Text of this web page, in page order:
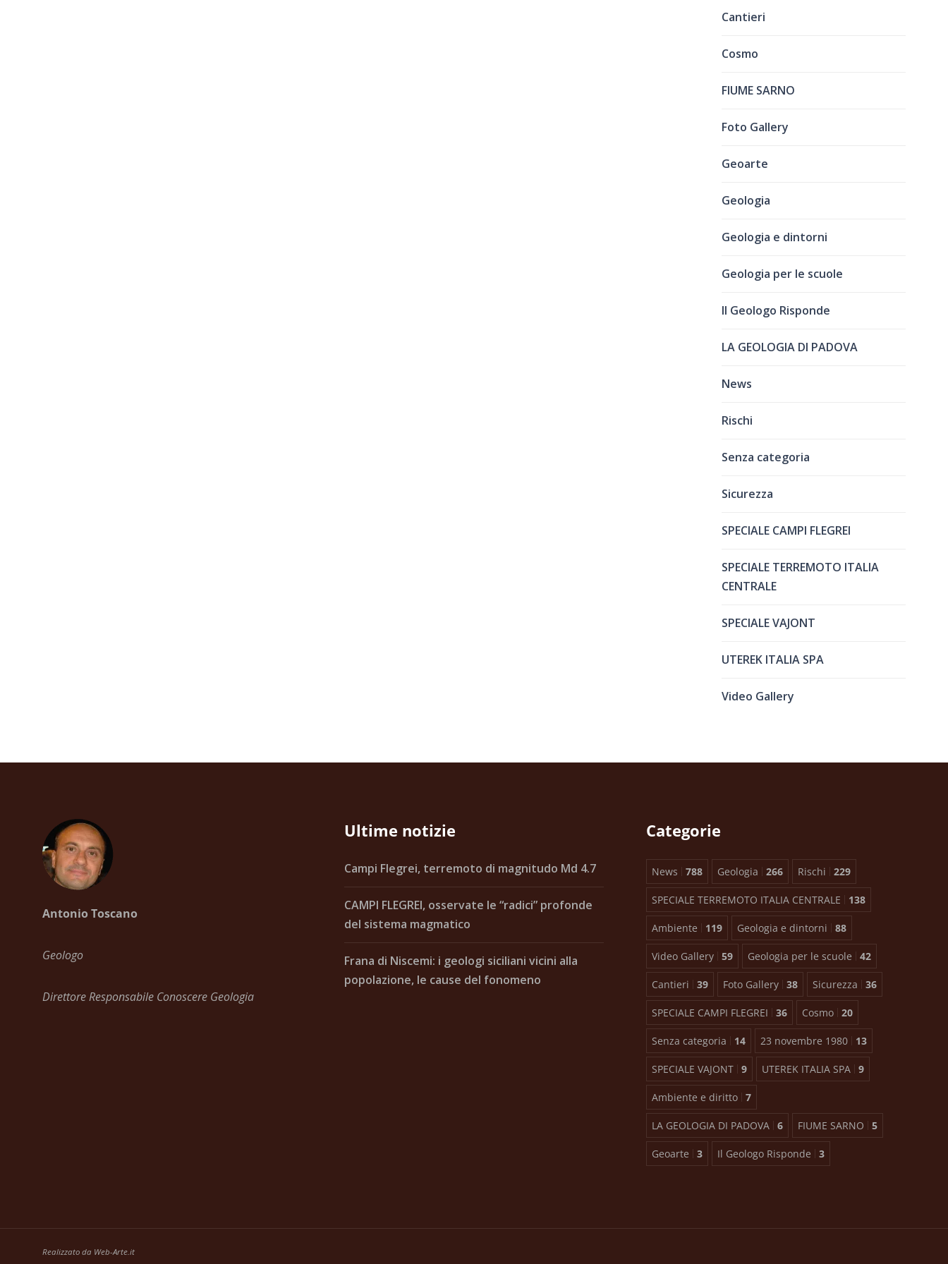
Cantieri
Cosmo
FIUME SARNO
Foto Gallery
Geoarte
Geologia
Geologia e dintorni
Geologia per le scuole
Il Geologo Risponde
LA GEOLOGIA DI PADOVA
News
Rischi
Senza categoria
Sicurezza
SPECIALE CAMPI FLEGREI
SPECIALE TERREMOTO ITALIA
CENTRALE
SPECIALE VAJONT
UTEREK ITALIA SPA
Video Gallery
Antonio Toscano
Geologo
Direttore Responsabile Conoscere Geologia
Ultime notizie
Campi Flegrei, terremoto di magnitudo Md 4.7
CAMPI FLEGREI, osservate le “radici” profonde
del sistema magmatico
Frana di Niscemi: i geologi siciliani vicini alla
popolazione, le cause del fonomeno
Categorie
News 788 Geologia 266 Rischi 229
SPECIALE TERREMOTO ITALIA CENTRALE 138
Ambiente 119 Geologia e dintorni 88
Video Gallery 59 Geologia per le scuole 42
Cantieri 39 Foto Gallery 38 Sicurezza 36
SPECIALE CAMPI FLEGREI 36 Cosmo 20
Senza categoria 14 23 novembre 1980 13
SPECIALE VAJONT 9 UTEREK ITALIA SPA 9
Ambiente e diritto 7
LA GEOLOGIA DI PADOVA 6 FIUME SARNO 5
Geoarte 3 Il Geologo Risponde 3
Realizzato da Web-Arte.it